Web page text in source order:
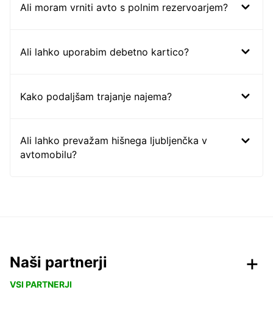
Ali moram vrniti avto s polnim rezervoarjem?
Ali lahko uporabim debetno kartico?
Kako podaljšam trajanje najema?
Ali lahko prevažam hišnega ljubljenčka v
avtomobilu?
Naši partnerji
VSI PARTNERJI